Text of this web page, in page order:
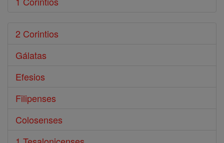
2 Corintios
Gálatas
Efesios
Filipenses
Colosenses